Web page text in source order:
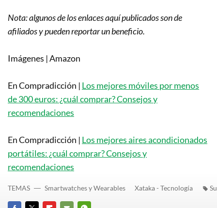
Nota: algunos de los enlaces aquí publicados son de
afiliados y pueden reportar un beneficio.
Imágenes | Amazon
En Compradicción | Los mejores móviles por menos
de 300 euros: ¿cuál comprar? Consejos y
recomendaciones
En Compradicción | Los mejores aires acondicionados
portátiles: ¿cuál comprar? Consejos y
recomendaciones
TEMAS Smartwatches y Wearables Xataka - Tecnología